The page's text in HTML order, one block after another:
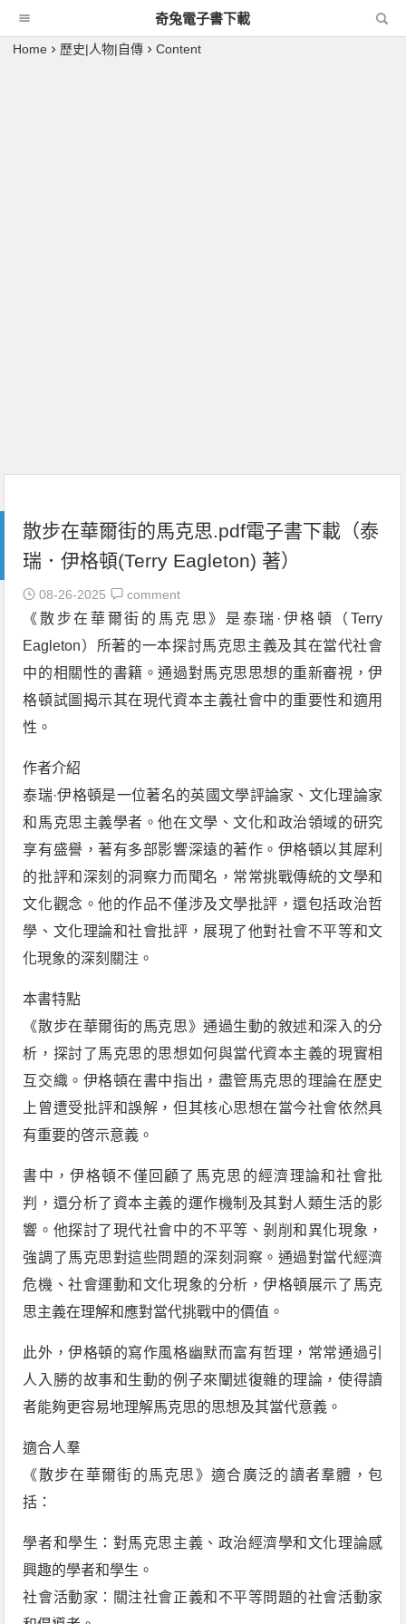
奇兔電子書下載
Home 歷史|人物|自傳 Content
散步在華爾街的馬克思.pdf電子書下載（泰
瑞．伊格頓(Terry Eagleton) 著）
08-26-2025 comment
《散步在華爾街的馬克思》是泰瑞·伊格頓（Terry
Eagleton）所著的一本探討馬克思主義及其在當代社會
中的相關性的書籍。通過對馬克思思想的重新審視，伊
格頓試圖揭示其在現代資本主義社會中的重要性和適用
性。
作者介紹
泰瑞·伊格頓是一位著名的英國文學評論家、文化理論家
和馬克思主義學者。他在文學、文化和政治領域的研究
享有盛譽，著有多部影響深遠的著作。伊格頓以其犀利
的批評和深刻的洞察力而聞名，常常挑戰傳統的文學和
文化觀念。他的作品不僅涉及文學批評，還包括政治哲
學、文化理論和社會批評，展現了他對社會不平等和文
化現象的深刻關注。
本書特點
《散步在華爾街的馬克思》通過生動的敘述和深入的分
析，探討了馬克思的思想如何與當代資本主義的現實相
互交織。伊格頓在書中指出，盡管馬克思的理論在歷史
上曾遭受批評和誤解，但其核心思想在當今社會依然具
有重要的啓示意義。
書中，伊格頓不僅回顧了馬克思的經濟理論和社會批
判，還分析了資本主義的運作機制及其對人類生活的影
響。他探討了現代社會中的不平等、剝削和異化現象，
強調了馬克思對這些問題的深刻洞察。通過對當代經濟
危機、社會運動和文化現象的分析，伊格頓展示了馬克
思主義在理解和應對當代挑戰中的價值。
此外，伊格頓的寫作風格幽默而富有哲理，常常通過引
人入勝的故事和生動的例子來闡述復雜的理論，使得讀
者能夠更容易地理解馬克思的思想及其當代意義。
適合人羣
《散步在華爾街的馬克思》適合廣泛的讀者羣體，包
括：
學者和學生：對馬克思主義、政治經濟學和文化理論感
興趣的學者和學生。
社會活動家：關注社會正義和不平等問題的社會活動家